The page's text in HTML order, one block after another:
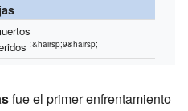
:&hairsp;9&hairsp;
fue el primer enfrentamiento